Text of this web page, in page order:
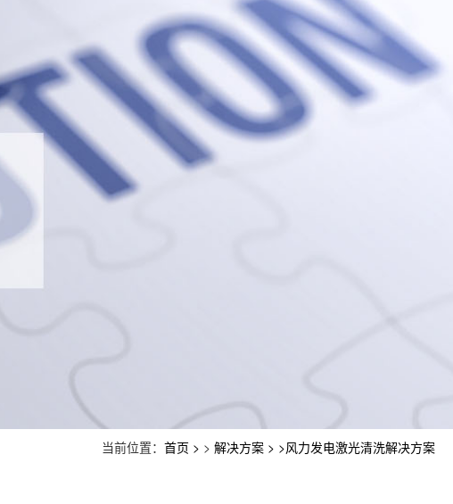
当前位置： 首页 > 解决方案 >风力发电激光清洗解决方案